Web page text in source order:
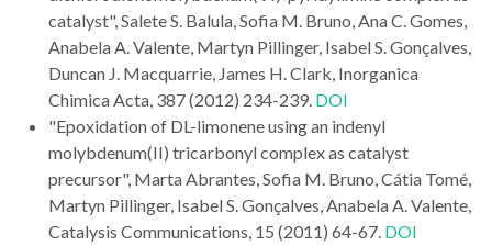
catalyst", Salete S. Balula, Sofia M. Bruno, Ana C. Gomes,
Anabela A. Valente, Martyn Pillinger, Isabel S. Gonçalves,
Duncan J. Macquarrie, James H. Clark, Inorganica
Chimica Acta, 387 (2012) 234-239. DOI
"Epoxidation of DL-limonene using an indenyl
molybdenum(II) tricarbonyl complex as catalyst
precursor", Marta Abrantes, Sofia M. Bruno, Cátia Tomé,
Martyn Pillinger, Isabel S. Gonçalves, Anabela A. Valente,
Catalysis Communications, 15 (2011) 64-67. DOI